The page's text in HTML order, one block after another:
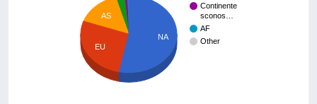
Continente
sconos…
AF
Other
AS
EU
NA